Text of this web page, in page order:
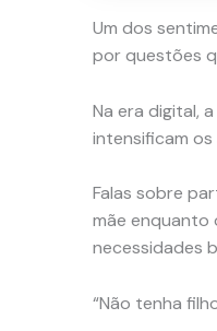
Um dos
por questões
Na era digital,
intensificam os
Falas sobre
mãe enquanto
necessidades
“Não tenha